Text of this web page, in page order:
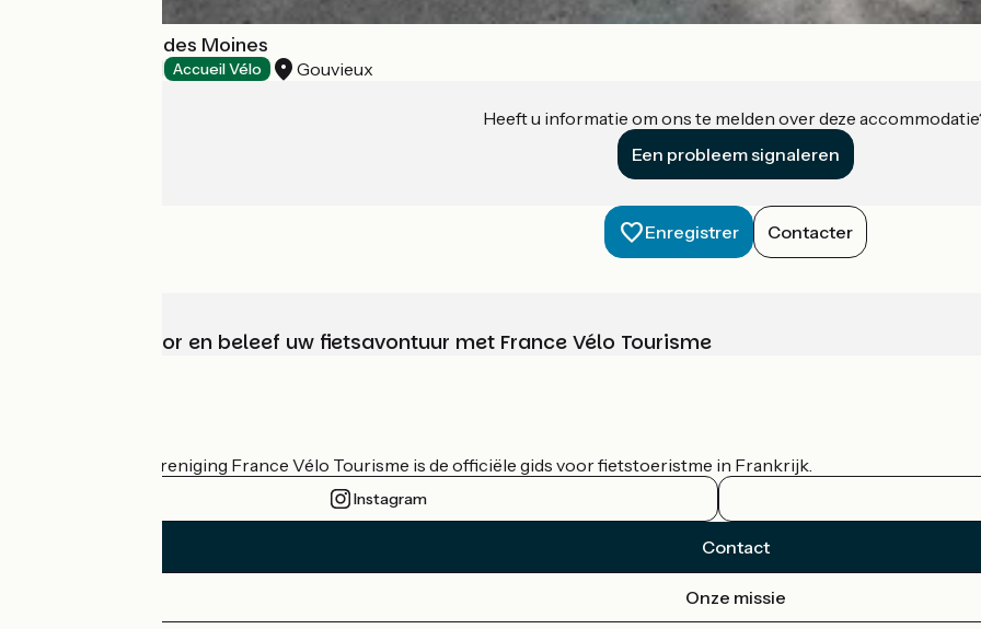
Camping le Pré des Moines
Accueil Vélo Gouvieux
Heeft u informatie om ons te melden over deze
Een probleem signaleren
Enregistrer Contacter
Kies, bereid voor en beleef uw fietsavontuur met France Vélo Tourisme
De nationale vereniging France Vélo Tourisme is de officiële gids voor fietstoeristme in Frankrijk.
Instagram
Contact
Onze missie